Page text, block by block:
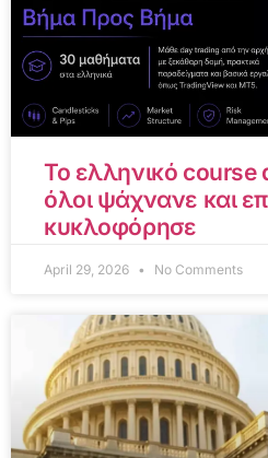
Το ελληνικό course
όλοι ψάχνανε και
κυκλοφόρησε
April 29, 2026 No Comments